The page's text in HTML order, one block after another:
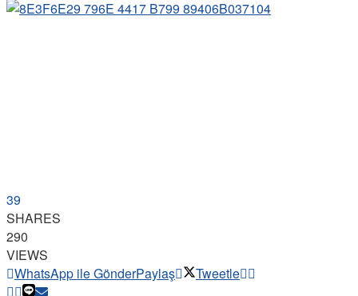
39
SHARES
290
VIEWS
WhatsApp ile GönderPaylaş Tweetle